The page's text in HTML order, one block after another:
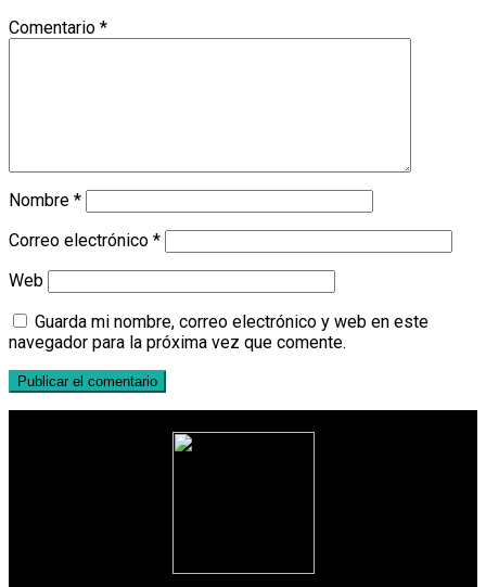
Comentario *
Nombre *
Correo electrónico *
Web
Guarda mi nombre, correo electrónico y web en este
navegador para la próxima vez que comente.